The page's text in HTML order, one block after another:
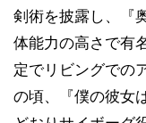
剣術を披露し、『
体能力の高さで有
定でリビングでの
の頃、『僕の彼女